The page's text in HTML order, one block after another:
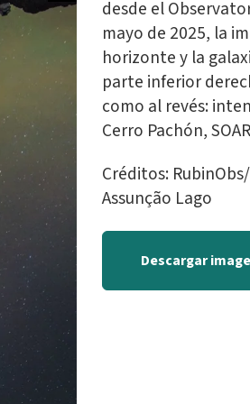
desde el
mayo de 2025, la
horizonte y la
parte inferior
como al revés:
Cerro Pachón,
Créditos:
Assunção Lago
Descargar